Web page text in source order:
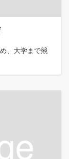
、大学まで競